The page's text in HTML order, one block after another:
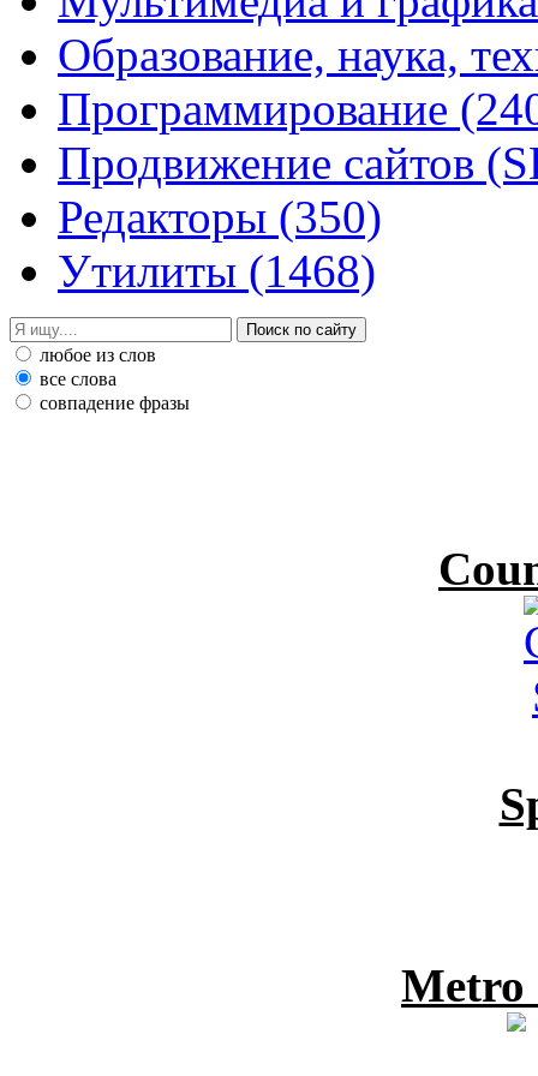
Образование, наука,
Программирование
Продвижение сайтов
Редакторы (350)
Утилиты (1468)
любое из слов
все слова
совпадение фразы
Metro